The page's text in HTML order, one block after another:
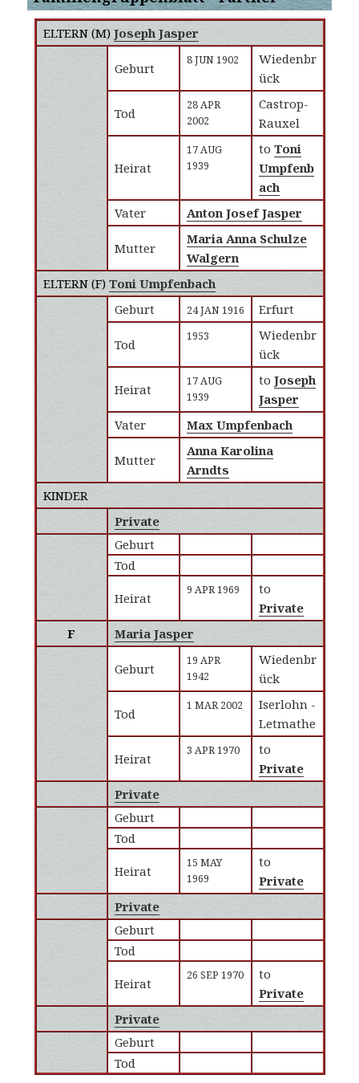
ELTERN (M) Joseph Jasper
Geburt
8 JUN 1902
Wiedenbr
ück
Tod
28 APR
2002
Castrop-
Rauxel
Heirat
17 AUG
1939
to Toni
Umpfenb
ach
Vater
Anton Josef Jasper
Mutter
Maria Anna Schulze
Walgern
ELTERN (F) Toni Umpfenbach
Geburt
24 JAN 1916 Erfurt
Tod
1953
Wiedenbr
ück
Heirat
17 AUG
1939
to Joseph
Jasper
Vater
Max Umpfenbach
Mutter
Anna Karolina
Arndts
KINDER
Private
Geburt
Tod
Heirat
9 APR 1969
to
Private
F
Maria Jasper
Geburt
19 APR
1942
Wiedenbr
ück
Tod
1 MAR 2002
Iserlohn -
Letmathe
Heirat
3 APR 1970
to
Private
Private
Geburt
Tod
Heirat
15 MAY
1969
to
Private
Private
Geburt
Tod
Heirat
26 SEP 1970
to
Private
Private
Geburt
Tod